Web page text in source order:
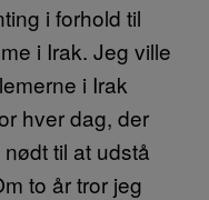
i forhold til
i Irak. Jeg ville
i Irak
hver dag, der
til at udstå
to år tror jeg